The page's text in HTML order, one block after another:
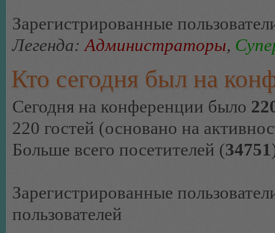
Зарегистрированные
Легенда: Администраторы,
Кто сегодня был на
Сегодня на конференции было
220 гостей (основано на
Больше всего посетителей (34751
Зарегистрированные
пользователей